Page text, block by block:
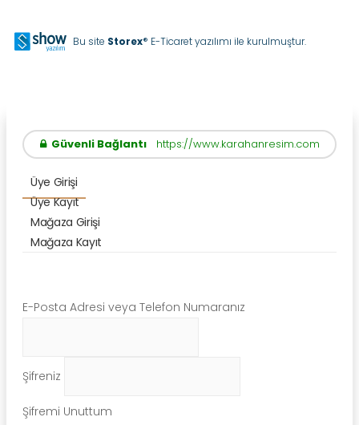
Bu site Storex® E-Ticaret yazılımı ile kurulmuştur.
Güvenli Bağlantıhttps://www.karahanresim.com
Üye Girişi
Üye Kayıt
Mağaza Girişi
Mağaza Kayıt
E-Posta Adresi veya Telefon Numaranız
Şifreniz
Şifremi Unuttum